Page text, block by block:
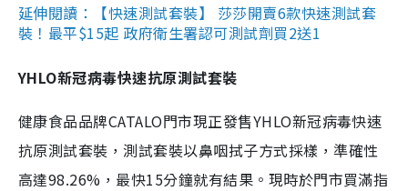
延伸閱讀：【快速測試套裝】 莎莎開賣6款快速測試套
裝！最平$15起 政府衛生署認可測試劑買2送1
YHLO新冠病毒快速抗原測試套裝
健康食品品牌CATALO門市現正發售YHLO新冠病毒快速
抗原測試套裝，測試套裝以鼻咽拭子方式採樣，準確性
高達98.26%，最快15分鐘就有結果。現時於門市買滿指